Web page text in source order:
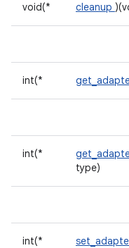
void(* cleanup
int(*
int(*
type)
int(*